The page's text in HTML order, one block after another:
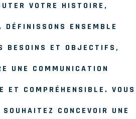
VOTRE HISTOIRE,
DÉFINISSONS ENSEMBLE
BESOINS ET OBJECTIFS,
UNE COMMUNICATION
ET COMPRÉHENSIBLE. VOUS
CONCEVOIR UNE